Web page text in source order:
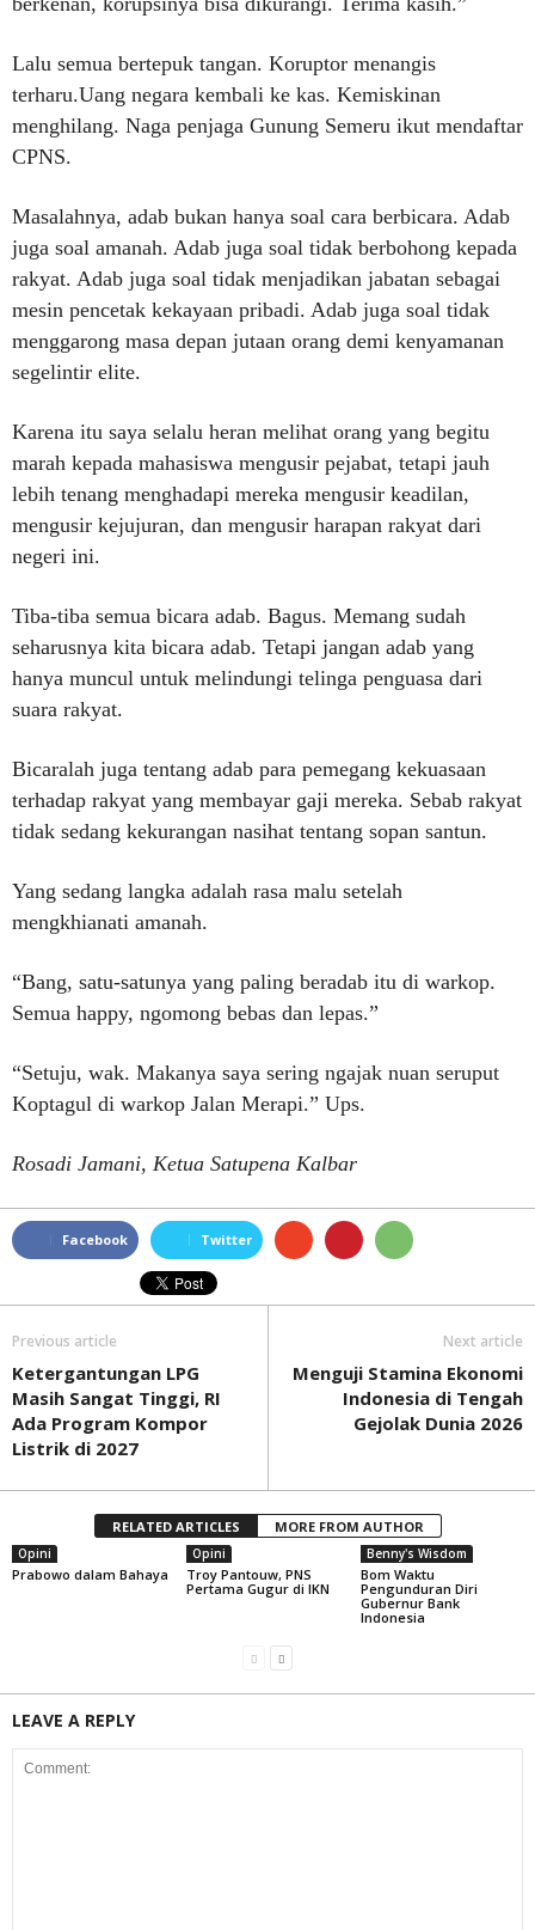
Lalu semua bertepuk tangan. Koruptor menangis
terharu.Uang negara kembali ke kas. Kemiskinan
menghilang. Naga penjaga Gunung Semeru ikut mendaftar
CPNS.
Masalahnya, adab bukan hanya soal cara berbicara. Adab
juga soal amanah. Adab juga soal tidak berbohong kepada
rakyat. Adab juga soal tidak menjadikan jabatan sebagai
mesin pencetak kekayaan pribadi. Adab juga soal tidak
menggarong masa depan jutaan orang demi kenyamanan
segelintir elite.
Karena itu saya selalu heran melihat orang yang begitu
marah kepada mahasiswa mengusir pejabat, tetapi jauh
lebih tenang menghadapi mereka mengusir keadilan,
mengusir kejujuran, dan mengusir harapan rakyat dari
negeri ini.
Tiba-tiba semua bicara adab. Bagus. Memang sudah
seharusnya kita bicara adab. Tetapi jangan adab yang
hanya muncul untuk melindungi telinga penguasa dari
suara rakyat.
Bicaralah juga tentang adab para pemegang kekuasaan
terhadap rakyat yang membayar gaji mereka. Sebab rakyat
tidak sedang kekurangan nasihat tentang sopan santun.
Yang sedang langka adalah rasa malu setelah
mengkhianati amanah.
“Bang, satu-satunya yang paling beradab itu di warkop.
Semua happy, ngomong bebas dan lepas.”
“Setuju, wak. Makanya saya sering ngajak nuan seruput
Koptagul di warkop Jalan Merapi.” Ups.
Rosadi Jamani, Ketua Satupena Kalbar
Facebook Twitter
Previous article
Ketergantungan LPG
Masih Sangat Tinggi, RI
Ada Program Kompor
Listrik di 2027
Next article
Menguji Stamina Ekonomi
Indonesia di Tengah
Gejolak Dunia 2026
RELATED ARTICLES MORE FROM AUTHOR
Opini
Prabowo dalam Bahaya
Opini
Troy Pantouw, PNS
Pertama Gugur di IKN
Benny's Wisdom
Bom Waktu
Pengunduran Diri
Gubernur Bank
Indonesia
LEAVE A REPLY